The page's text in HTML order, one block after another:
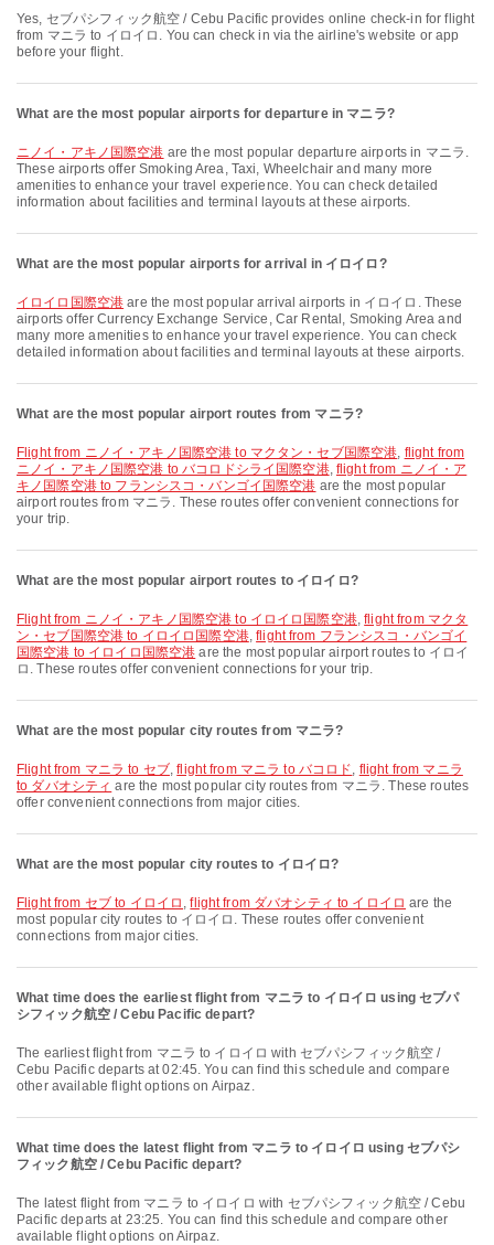
Yes, セブパシフィック航空 / Cebu Pacific provides online check-in for flight
from マニラ to イロイロ. You can check in via the airline's website or app
before your flight.
What are the most popular airports for departure in マニラ?
ニノイ・アキノ国際空港 are the most popular departure airports in マニラ.
These airports offer Smoking Area, Taxi, Wheelchair and many more
amenities to enhance your travel experience. You can check detailed
information about facilities and terminal layouts at these airports.
What are the most popular airports for arrival in イロイロ?
イロイロ国際空港 are the most popular arrival airports in イロイロ. These
airports offer Currency Exchange Service, Car Rental, Smoking Area and
many more amenities to enhance your travel experience. You can check
detailed information about facilities and terminal layouts at these airports.
What are the most popular airport routes from マニラ?
flight from ニノイ・アキノ国際空港 to マクタン・セブ国際空港, flight from
ニノイ・アキノ国際空港 to バコロドシライ国際空港, flight from ニノイ・ア
キノ国際空港 to フランシスコ・バンゴイ国際空港 are the most popular
airport routes from マニラ. These routes offer convenient connections for
your trip.
What are the most popular airport routes to イロイロ?
flight from ニノイ・アキノ国際空港 to イロイロ国際空港,flight from マクタ
ン・セブ国際空港 to イロイロ国際空港,flight from フランシスコ・バンゴイ
国際空港 to イロイロ国際空港 are the most popular airport routes to イロイ
ロ. These routes offer convenient connections for your trip.
What are the most popular city routes from マニラ?
flight from マニラ to セブ,flight from マニラ to バコロド, flight from マニラ
to ダバオシティ are the most popular city routes from マニラ. These routes
offer convenient connections from major cities.
What are the most popular city routes to イロイロ?
flight from セブ to イロイロ ,flight from ダバオシティ to イロイロ are the
most popular city routes to イロイロ. These routes offer convenient
connections from major cities.
What time does the earliest flight from マニラ to イロイロ using セブパ
シフィック航空 / Cebu Pacific depart?
The earliest flight from マニラ to イロイロ with セブパシフィック航空 /
Cebu Pacific departs at 02:45. You can find this schedule and compare
other available flight options on Airpaz.
What time does the latest flight from マニラ to イロイロ using セブパシ
フィック航空 / Cebu Pacific depart?
The latest flight from マニラ to イロイロ with セブパシフィック航空 / Cebu
Pacific departs at 23:25. You can find this schedule and compare other
available flight options on Airpaz.